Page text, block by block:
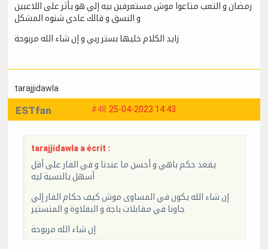
رمضان و التعب متاعوا موش مستعرفبن بيه إلي هو يأثر على اللاعبين
و النسق و قالك عادي شنوه المشكل
زايد الكلام خليها بستر ربي و إن شاء الله مربوحة
tarajjidawla
#48 25-04-2023 14:43
ESTfan
tarajjidawla a écrit :
يقعد حكم باهي و أحسن ما عندنا و في الفار على أقل
أسهل يالنسبة ليه
إن شاء الله يكون في المساوى موش كيف حكام الفار إلي
جاونا في مقابلات باجة و البقلاوة و المنستير
إن شاء الله مربوحة